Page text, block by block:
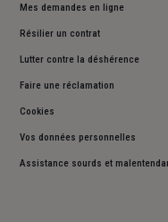
Mes demandes en ligne
Résilier un contrat
Lutter contre la déshérence
Faire une réclamation
Cookies
Vos données personnelles
Assistance sourds et